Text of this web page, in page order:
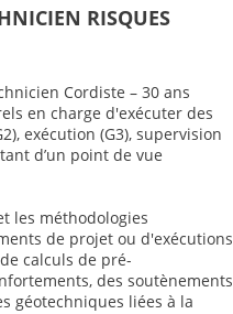
RISQUES
Cordiste – 30 ans
en charge d'exécuter des
exécution (G3), supervision
d’un point de vue
les méthodologies
de projet ou d'exécutions
calculs de pré-
des soutènements
géotechniques liées à la